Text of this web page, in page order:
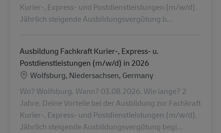
Kurier-, Express- und Postdienstleistungen (m/w/d).
Jährlich steigende Ausbildungsvergütung b...
Ausbildung Fachkraft Kurier-, Express- u.
Postdienstleistungen (m/w/d) in 2026
Lokalizacja
Wolfsburg, Niedersachsen, Germany
Wo? Wolfsburg. Wann? 03.08.2026. Wie lange? 2
Jahre. Deine Vorteile bei der Ausbildung zur Fachkraft
Kurier-, Express- und Postdienstleistungen (m/w/d).
Jährlich steigende Ausbildungsvergütung begi...